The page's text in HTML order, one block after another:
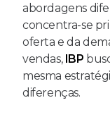
abordagens
concentra-se
oferta e da
vendas, IBP
mesma
diferenças.